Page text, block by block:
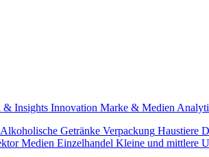
& Insights Innovation Marke & Medien
Alkoholische Getränke Verpackung Haustiere
Medien Einzelhandel Kleine und mittlere